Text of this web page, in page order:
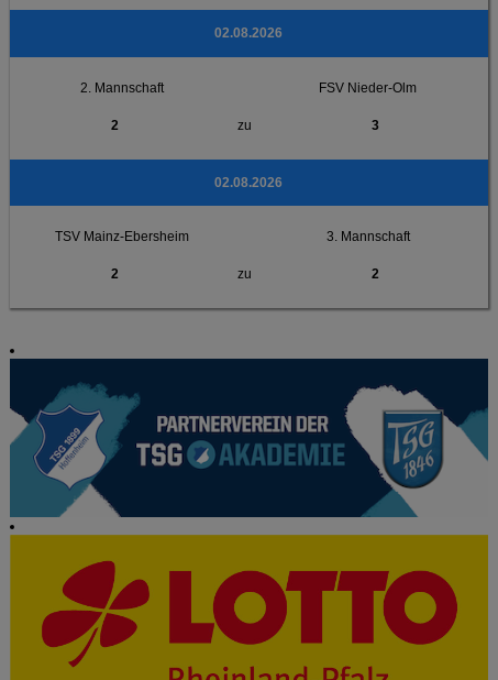
02.08.2026
2. Mannschaft FSV Nieder-Olm
2 zu 3
02.08.2026
TSV Mainz-Ebersheim 3. Mannschaft
2 zu 2